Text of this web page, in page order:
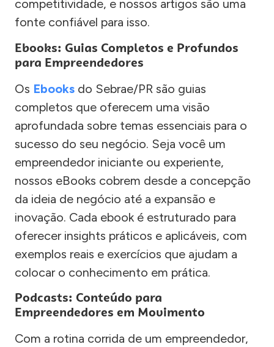
competitividade, e nossos artigos são uma
fonte confiável para isso.
Ebooks: Guias Completos e Profundos
para Empreendedores
Os Ebooks do Sebrae/PR são guias
completos que oferecem uma visão
aprofundada sobre temas essenciais para o
sucesso do seu negócio. Seja você um
empreendedor iniciante ou experiente,
nossos eBooks cobrem desde a concepção
da ideia de negócio até a expansão e
inovação. Cada ebook é estruturado para
oferecer insights práticos e aplicáveis, com
exemplos reais e exercícios que ajudam a
colocar o conhecimento em prática.
Podcasts: Conteúdo para
Empreendedores em Movimento
Com a rotina corrida de um empreendedor,